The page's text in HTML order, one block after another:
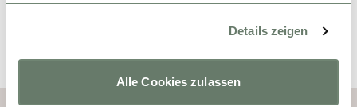
Details zeigen
Alle Cookies zulassen
BATHROOM